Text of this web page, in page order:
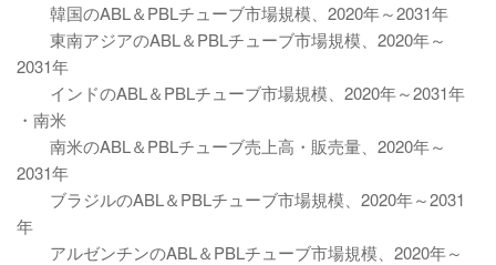
韓国のABL＆PBLチューブ市場規模、2020年～2031年
東南アジアのABL＆PBLチューブ市場規模、2020年～
2031年
インドのABL＆PBLチューブ市場規模、2020年～2031年
・南米
南米のABL＆PBLチューブ売上高・販売量、2020年～
2031年
ブラジルのABL＆PBLチューブ市場規模、2020年～2031
年
アルゼンチンのABL＆PBLチューブ市場規模、2020年～